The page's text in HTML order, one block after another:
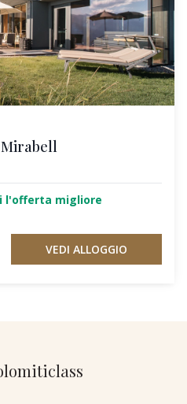
l'offerta migliore
VEDI ALLOGGIO